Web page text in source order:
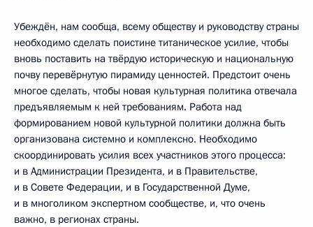
Убеждён, нам сообща, всему обществу и руководству страны
необходимо сделать поистине титаническое усилие, чтобы
вновь поставить на твёрдую историческую и национальную
почву перевёрнутую пирамиду ценностей. Предстоит очень
многое сделать, чтобы новая культурная политика отвечала
предъявляемым к ней требованиям. Работа над
формированием новой культурной политики должна быть
организована системно и комплексно. Необходимо
скоординировать усилия всех участников этого процесса:
и в Администрации Президента, и в Правительстве,
и в Совете Федерации, и в Государственной Думе,
и в многоликом экспертном сообществе, и, что очень
важно, в регионах страны.